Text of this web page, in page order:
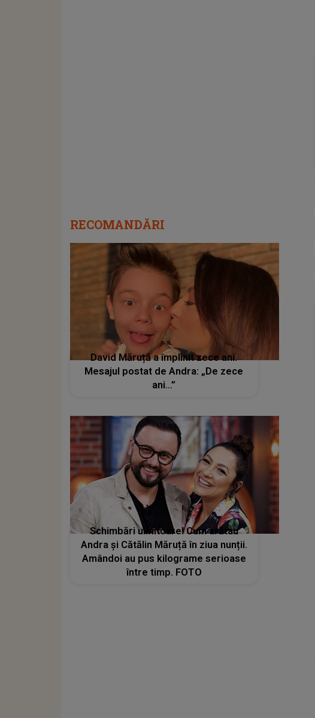
RECOMANDĂRI
David Măruță a împlinit zece ani.
Mesajul postat de Andra: „De zece
ani...”
Schimbări uimitoare! Cum arătau
Andra și Cătălin Măruță în ziua nunții.
Amândoi au pus kilograme serioase
între timp. FOTO